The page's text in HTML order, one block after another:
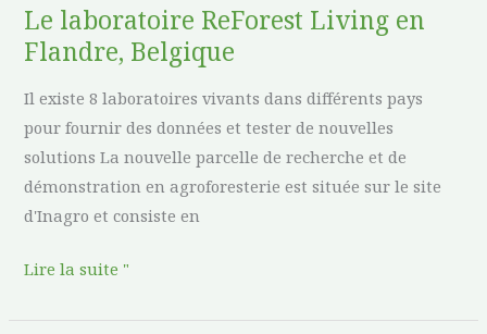
Le laboratoire ReForest Living en
Flandre, Belgique
Il existe 8 laboratoires vivants dans différents pays
pour fournir des données et tester de nouvelles
solutions La nouvelle parcelle de recherche et de
démonstration en agroforesterie est située sur le site
d'Inagro et consiste en
Lire la suite "